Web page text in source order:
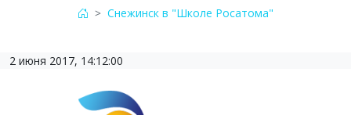
Снежинск в "Школе Росатома"
2 июня 2017, 14:12:00